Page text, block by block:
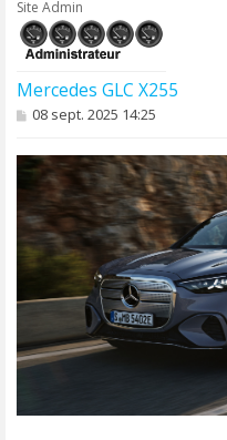
Site Admin
Mercedes GLC X255
M
s
e
08 sept. 2025 14:25